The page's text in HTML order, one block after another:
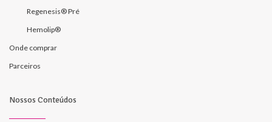
Regenesis® Pré
Hemolip®
Onde comprar
Parceiros
Nossos Conteúdos